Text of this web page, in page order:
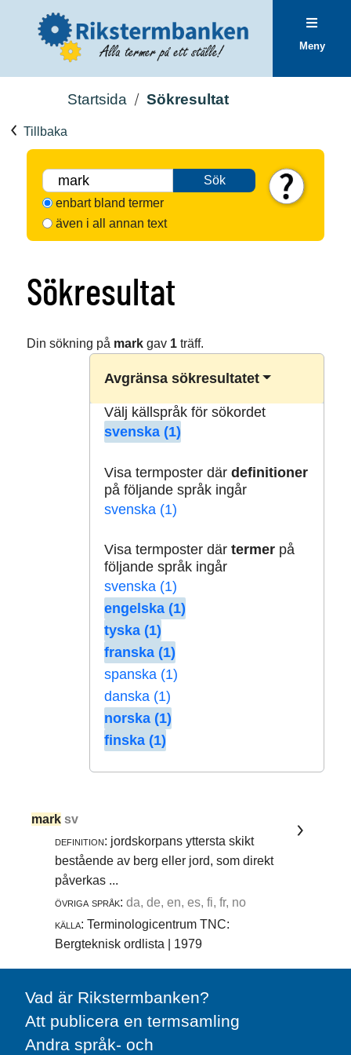
Meny
Startsida Sökresultat
Tillbaka
Sök
enbart bland termer
även i all annan text
Sökresultat
Din sökning på markgav 1träff.
Avgränsa sökresultatet
Välj källspråk för sökordet
svenska (1)
Visa termposter där definitioner
på följande språk ingår
svenska (1)
Visa termposter där termerpå
följande språk ingår
svenska (1)
engelska (1)
tyska (1)
franska (1)
spanska (1)
danska (1)
norska (1)
finska (1)
mark sv
definition: jordskorpans yttersta skikt
bestående av berg eller jord, som direkt
påverkas ...
övriga språk: da, de, en, es, fi, fr, no
källa: Terminologicentrum TNC:
Bergteknisk ordlista | 1979
Vad är Rikstermbanken?
Att publicera en termsamling
Andra språk- och